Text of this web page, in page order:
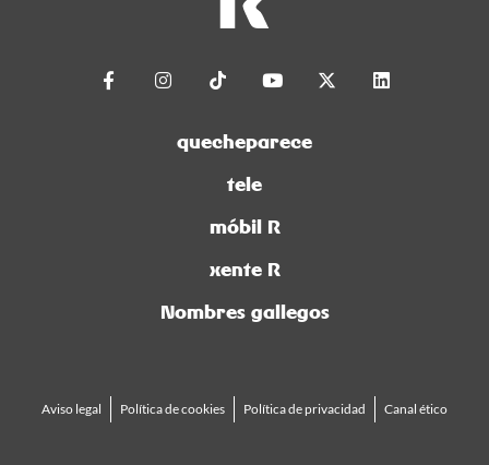
quecheparece
tele
móbil R
xente R
Nombres gallegos
Aviso legal Política de cookies Política de privacidad Canal ético